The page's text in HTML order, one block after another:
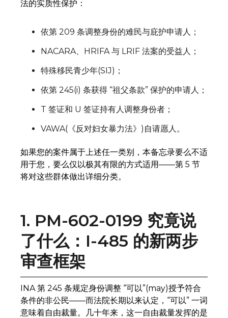
法的实质性保护：
依第 209 条调整身份的难民与庇护申请人；
NACARA、HRIFA 与 LRIF 法案的受益人；
特殊移民青少年(SIJ)；
依第 245(i) 条获得 “祖父条款” 保护的申请人；
T 签证和 U 签证持有人调整身份者；
VAWA(《反对妇女暴力法》)自请愿人。
如果您的案件属于上述任一类别，本备忘录要么不适
用于您，要么仅以极其有限的方式适用——第 5 节
将对这些群体做出详细分类。
1. PM-602-0199 究竟说
了什么：I-485 的新两步
审查框架
INA 第 245 条规定身份调整 “可以”(may)授予符合
条件的非公民——而法院长期以来认定，“可以” 一词
意味着自由裁量。几十年来，这一自由裁量发挥的是